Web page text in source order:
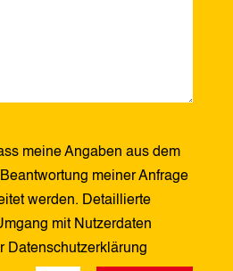
meine Angaben aus dem
meiner Anfrage
werden. Detaillierte
mit Nutzerdaten
Datenschutzerklärung